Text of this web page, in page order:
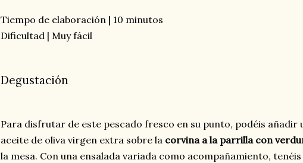
Tiempo de elaboración | 10 minutos
Dificultad | Muy fácil
Degustación
Para disfrutar de este pescado fresco en su punto, podéis añadir
aceite de oliva virgen extra sobre la corvina a la parrilla con
la mesa. Con una ensalada variada como acompañamiento,